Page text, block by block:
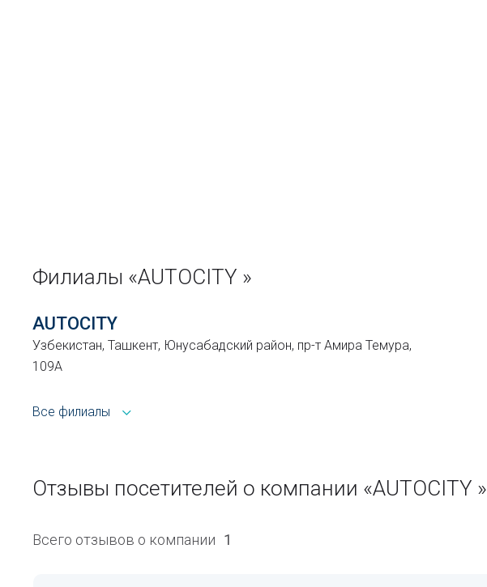
Филиалы «AUTOCITY »
AUTOCITY
Узбекистан, Ташкент, Юнусабадский район, пр-т Амира Темура,
109А
Все филиалы
Отзывы посетителей о компании «AUTOCITY »
Всего отзывов о компании 1